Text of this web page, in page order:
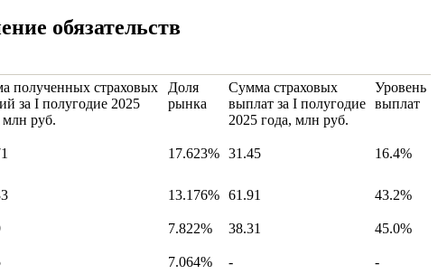
обязательств
полученных страховых
за I полугодие 2025
млн руб.
Доля
рынка
Сумма страховых
выплат за I полугодие
2025 года, млн руб.
Уровень
выплат
17.623% 31.45 16.4%
13.176% 61.91 43.2%
7.822% 38.31 45.0%
7.064% - -